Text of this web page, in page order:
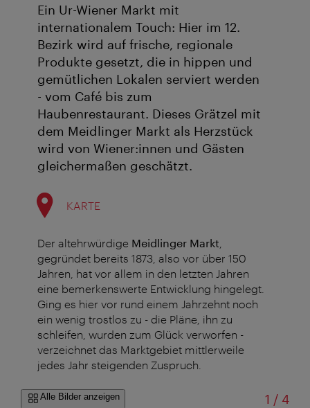
Ein Ur-Wiener Markt mit
internationalem Touch: Hier im 12.
Bezirk wird auf frische, regionale
Produkte gesetzt, die in hippen und
gemütlichen Lokalen serviert werden
- vom Café bis zum
Haubenrestaurant. Dieses Grätzel mit
dem Meidlinger Markt als Herzstück
wird von Wiener:innen und Gästen
gleichermaßen geschätzt.
KARTE
Der altehrwürdige Meidlinger Markt
gegründet bereits 1873, also vor über 150
Jahren, hat vor allem in den letzten Jahren
eine bemerkenswerte Entwicklung hingelegt.
Ging es hier vor rund einem Jahrzehnt noch
ein wenig trostlos zu - die Pläne, ihn zu
schleifen, wurden zum Glück verworfen -
verzeichnet das Marktgebiet mittlerweile
jedes Jahr steigenden Zuspruch.
Alle Bilder anzeigen 1 /von
4